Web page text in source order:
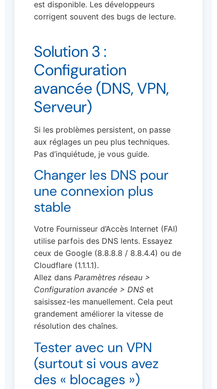
est disponible. Les développeurs
corrigent souvent des bugs de lecture.
Solution 3 :
Configuration
avancée (DNS, VPN,
Serveur)
Si les problèmes persistent, on passe
aux réglages un peu plus techniques.
Pas d’inquiétude, je vous guide.
Changer les DNS pour
une connexion plus
stable
Votre Fournisseur d’Accès Internet (FAI)
utilise parfois des DNS lents. Essayez
ceux de Google (8.8.8.8 / 8.8.4.4) ou de
Cloudflare (1.1.1.1).
Allez dans Paramètres réseau >
Configuration avancée > DNS et
saisissez-les manuellement. Cela peut
grandement améliorer la vitesse de
résolution des chaînes.
Tester avec un VPN
(surtout si vous avez
des « blocages »)